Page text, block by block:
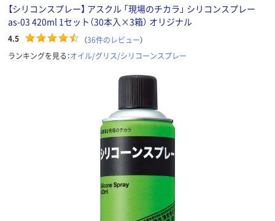
【シリコンスプレー】 アスクル 「現場のチカラ」 シリコンスプレー
as-03 420ml 1セット（30本入×3箱） オリジナル
4.5 （36件のレビュー）
ランキングを見る：オイル/グリス/シリコーンスプレー